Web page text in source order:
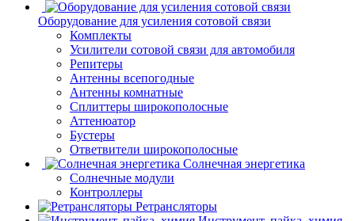
Оборудование для усиления сотовой связи
Комплекты
Усилители сотовой связи для автомобиля
Репитеры
Антенны всепогодные
Антенны комнатные
Сплиттеры широкополосные
Аттенюатор
Бустеры
Ответвители широкополосные
Солнечная энергетика
Солнечные модули
Контроллеры
Ретрансляторы